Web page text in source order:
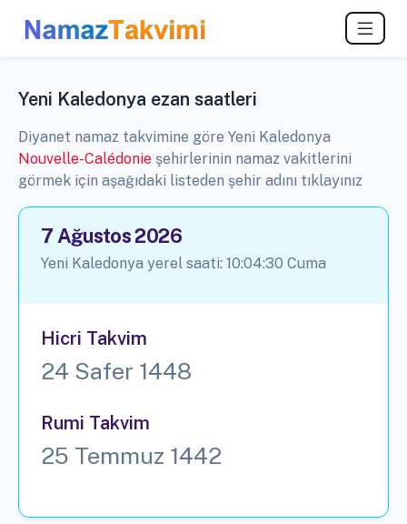
Yeni Kaledonya ezan saatleri
Diyanet namaz takvimine göre Yeni Kaledonya
Nouvelle-Calédonie şehirlerinin namaz vakitlerini
görmek için aşağıdaki listeden şehir adını tıklayınız
7 Ağustos 2026
Yeni Kaledonya yerel saati: 10:04:30 Cuma
Hicri Takvim
24 Safer 1448
Rumi Takvim
25 Temmuz 1442